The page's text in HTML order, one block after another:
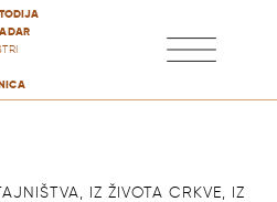
, IZ ŽIVOTA CRKVE,
IZ